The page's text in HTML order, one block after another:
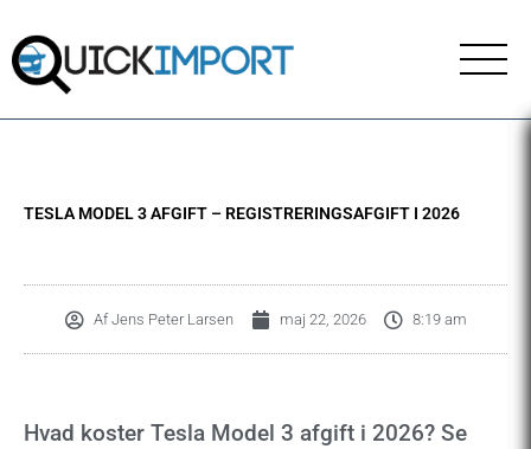
indholdet
TESLA MODEL 3 AFGIFT – REGISTRERINGSAFGIFT I 2026
AfJens Peter Larsen maj 22, 2026 8:19 am
Hvad koster Tesla Model 3 afgift i 2026? Se